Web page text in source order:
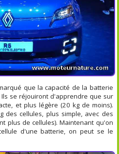
que la capacité de la batterie
se réjouiront d'apprendre que sur
et plus légère (20 kg de moins).
des cellules, plus simple, avec des
plus de cellules). Maintenant qu'on
d'une batterie, on peut se le